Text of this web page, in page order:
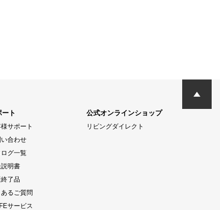
ート
サポート
い合わせ
グ一覧
明書
了品
あるご質問
サービス
公式オンラインショップ
リビングダイレクト